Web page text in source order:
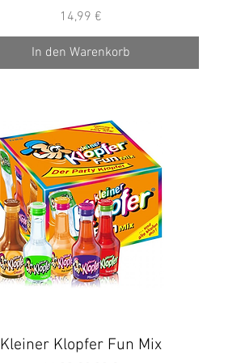
Preis
14,99 €
In den Warenkorb
Schnellansicht
Kleiner Klopfer Fun Mix